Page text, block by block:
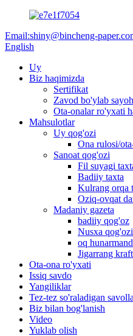
Email:shiny@bincheng-
English
Uy
Biz haqimizda
Sertifikat
Zavod bo'ylab
Ota-onalar ro'yxati
Mahsulotlar
Uy qog'ozi
Ona rulosi/
Sanoat qog'ozi
Fil suyagi
Badiiy taxta
Kulrang orqa
Oziq-ovqat
Madaniy gazeta
badiiy qog'oz
Nusxa
oq
Jigarrang
Ota-ona ro'yxati
Issiq savdo
Yangiliklar
Tez-tez so'raladigan
Biz bilan bog'lanish
Video
Yuklab olish